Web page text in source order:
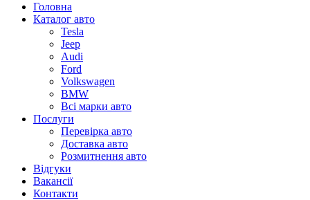
Головна
Каталог авто
Tesla
Jeep
Audi
Ford
Volkswagen
BMW
Всі марки авто
Послуги
Перевірка авто
Доставка авто
Розмитнення авто
Відгуки
Вакансії
Контакти